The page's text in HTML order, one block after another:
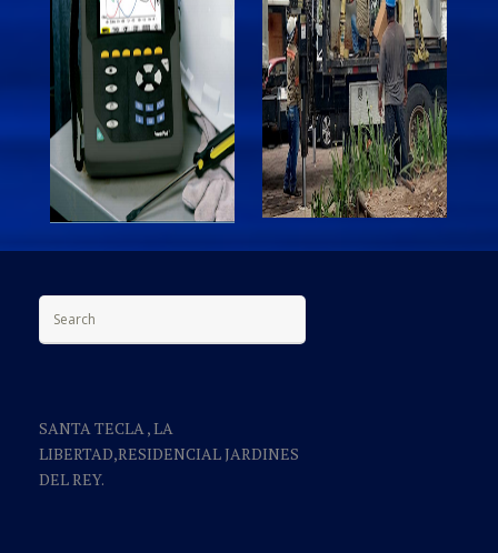
SANTA TECLA , LA
LIBERTAD,RESIDENCIAL JARDINES
DEL REY.